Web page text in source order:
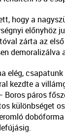
hogy a
előnyhöz
zárta az első
demoralizálva
elég,
kezdte a
páros
különbséget